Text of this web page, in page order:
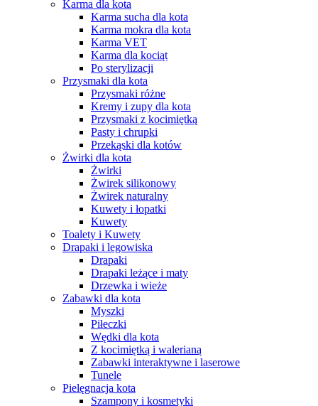
Karma dla kota
Karma sucha dla kota
Karma mokra dla kota
Karma VET
Karma dla kociąt
Po sterylizacji
Przysmaki dla kota
Przysmaki różne
Kremy i zupy dla kota
Przysmaki z kocimiętką
Pasty i chrupki
Przekąski dla kotów
Żwirki dla kota
Żwirki
Żwirek silikonowy
Żwirek naturalny
Kuwety i łopatki
Kuwety
Toalety i Kuwety
Drapaki i legowiska
Drapaki
Drapaki leżące i maty
Drzewka i wieże
Zabawki dla kota
Myszki
Piłeczki
Wędki dla kota
Z kocimiętką i walerianą
Zabawki interaktywne i laserowe
Tunele
Pielęgnacja kota
Szampony i kosmetyki